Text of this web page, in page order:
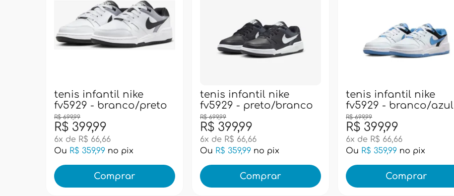
tenis infantil nike
fv5929 - branco/preto
R$ 399,99
R$ 699,99
6x de R$ 66,66
Ou R$ 359,99 no pix
Comprar
tenis infantil nike
fv5929 - preto/branco
R$ 399,99
R$ 699,99
6x de R$ 66,66
Ou R$ 359,99 no pix
Comprar
tenis infantil nike
fv5929 - branco/azul
R$ 399,99
R$ 699,99
6x de R$ 66,66
Ou R$ 359,99 no pix
Comprar